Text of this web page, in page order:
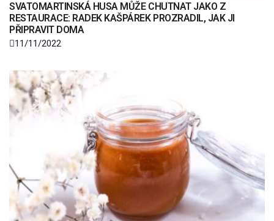
SVATOMARTINSKÁ HUSA MŮŽE CHUTNAT JAKO Z
RESTAURACE: RADEK KAŠPÁREK PROZRADIL, JAK JI
PŘIPRAVIT DOMA
11/11/2022